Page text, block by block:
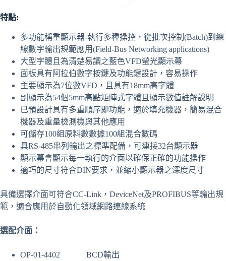
特點:
多功能稱重顯示器-執行多種操控，從批次控制(Batch)到總
線數字輸出規範應用(Field-Bus Networking applications)
大型字體且為清楚易讀之藍色VFD螢光顯示幕
面板具有阿拉伯數字按鍵及功能鍵設計，容易操作
主要顯示為7位數VFD，且具有18mm高字體
副顯示為54個5mm高點矩陣式字體且顯示數值註解說明
已預設計具有多重順序即功能，適於填充機器，簡易混合
機器及重量檢測機與其他應用
可儲存100組原料數數據100組混合數碼
具RS-485串列輸出之標準配備，可連接32台顯示器
顯示幕會顯示每一執行的介面以確保正確的功能操作
適巧的尺寸符合DIN要求，並縮小顯示器之深度尺寸
具備選擇介面可符合CC-Link，DeviceNet及PROFIBUS等輸出規
範，適合應用於自動化領域網路連線系統
選配介面：
OP-01-4402 BCD輸出